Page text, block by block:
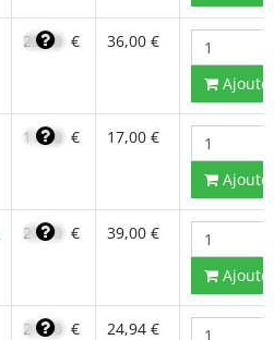
25,90 € 36,00 €
11,80 € 17,00 €
27,70 € 39,00 €
21,20 € 24,94 €